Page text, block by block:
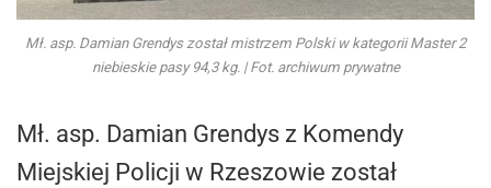
Mł. asp. Damian Grendys został mistrzem Polski w kategorii Master 2
niebieskie pasy 94,3 kg. | Fot. archiwum prywatne
Mł. asp. Damian Grendys z Komendy
Miejskiej Policji w Rzeszowie został